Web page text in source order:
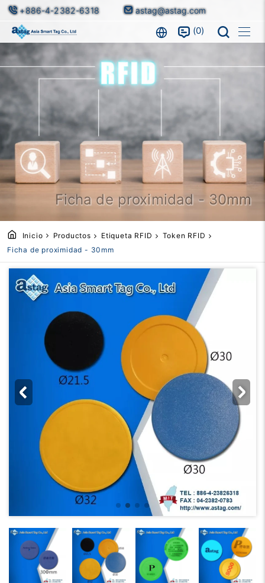
+886-4-2382-6318 astag@astag.com
0
Ficha de proximidad - 30mm
Inicio Productos Etiqueta RFID
Token RFID
Ficha de proximidad - 30mm